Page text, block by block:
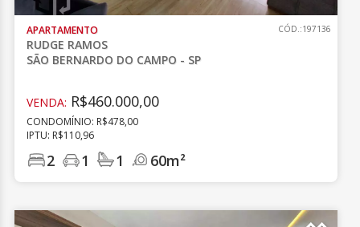
APARTAMENTO
RUDGE RAMOS
SÃO BERNARDO DO CAMPO - SP
CÓD.:197136
VENDA: R$460.000,00
CONDOMÍNIO: R$478,00
IPTU: R$110,96
2 1 1 60m²